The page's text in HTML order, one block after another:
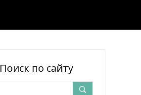
Поиск по сайту